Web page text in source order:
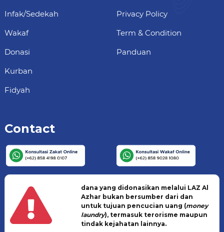
Infak/Sedekah
Wakaf
Donasi
Kurban
Fidyah
Privacy Policy
Term & Condition
Panduan
Contact
dana yang didonasikan melalui LAZ Al
Azhar bukan bersumber dari dan
untuk tujuan pencucian uang (money
laundry), termasuk terorisme maupun
tindak kejahatan lainnya.